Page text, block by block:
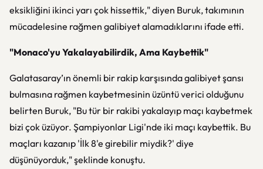
eksikliğini ikinci yarı çok hissettik," diyen Buruk, takımının
mücadelesine rağmen galibiyet alamadıklarını ifade etti.
"Monaco'yu Yakalayabilirdik, Ama Kaybettik"
Galatasaray’ın önemli bir rakip karşısında galibiyet şansı
bulmasına rağmen kaybetmesinin üzüntü verici olduğunu
belirten Buruk, "Bu tür bir rakibi yakalayıp maçı kaybetmek
bizi çok üzüyor. Şampiyonlar Ligi'nde iki maçı kaybettik. Bu
maçları kazanıp 'İlk 8'e girebilir miydik?' diye
düşünüyorduk," şeklinde konuştu.